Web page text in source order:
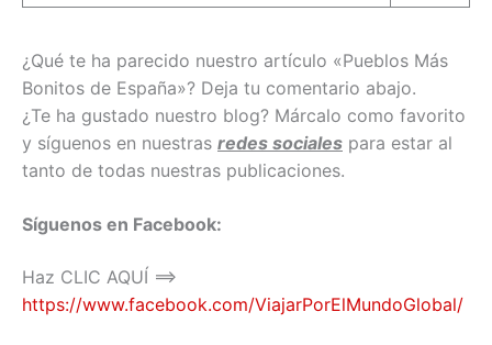
¿Qué te ha parecido nuestro artículo «Pueblos Más
Bonitos de España»? Deja tu comentario abajo.
¿Te ha gustado nuestro blog? Márcalo como favorito
y síguenos en nuestras redes sociales para estar al
tanto de todas nuestras publicaciones.
Síguenos en Facebook:
Haz CLIC AQUÍ ==>
https://www.facebook.com/ViajarPorElMundoGlobal/